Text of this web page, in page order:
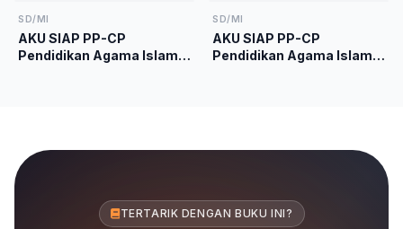
Merdeka
SD/MI
AKU SIAP PP-CP
Pendidikan Agama Islam
SD/MI
AKU SIAP PP-CP
Pendidikan Agama Islam
TERTARIK DENGAN BUKU INI?